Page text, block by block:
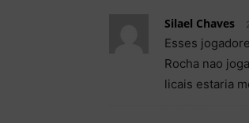
Silael Chaves
Esses
Rocha nao
licais estaria